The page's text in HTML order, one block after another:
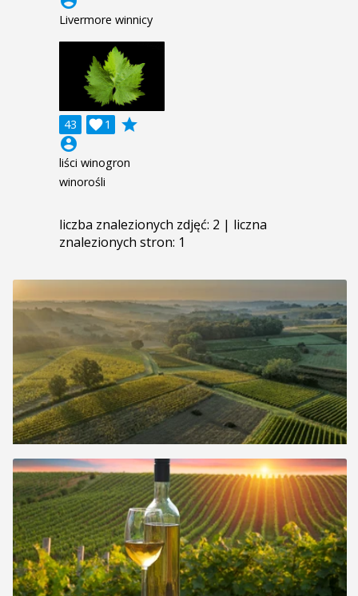
Livermore winnicy
43 1

grade
account_circle
liści winogron
winorośli
liczba znalezionych zdjęć: 2 | liczna
znalezionych stron: 1